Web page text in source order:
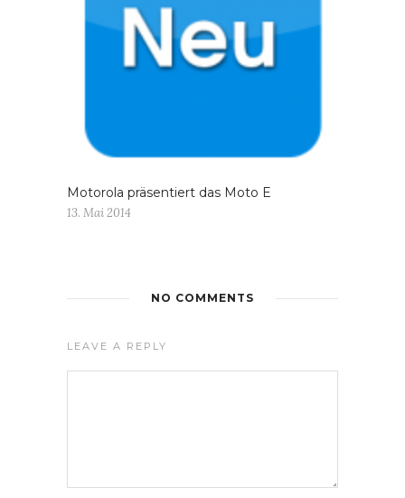
Motorola präsentiert das Moto E
13. Mai 2014
NO COMMENTS
LEAVE A REPLY